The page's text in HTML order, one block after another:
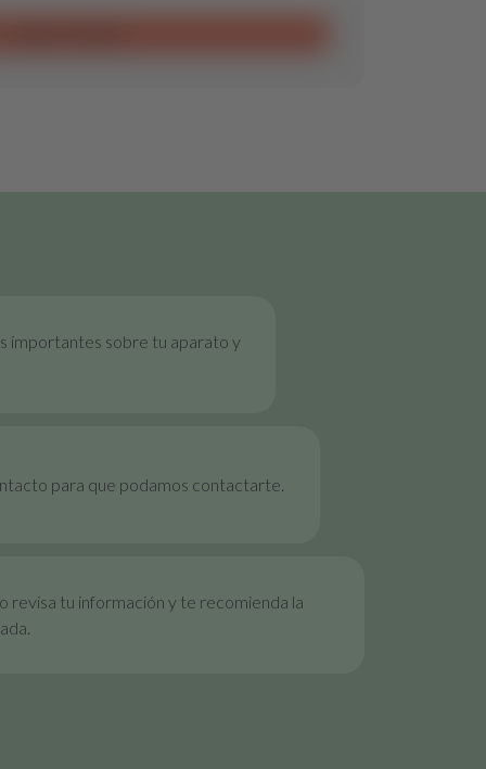
importantes sobre tu aparato y
para que podamos contactarte.
revisa tu información y te recomienda la